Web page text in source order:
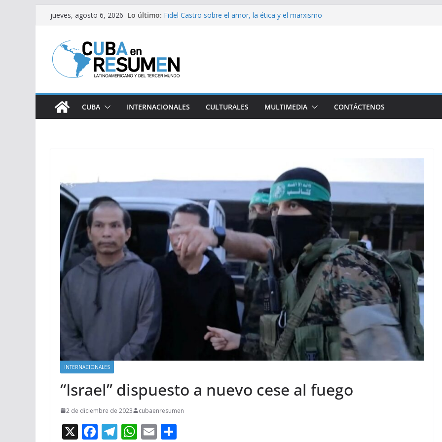
Saltar
contenido
jueves, agosto 6, 2026 Lo último: Fidel Castro sobre el amor, la ética y el marxismo
Caídas del SEN son consecuencia del bloqueo, denuncia Cuba
Sindicatos en Dakota del Norte rechazan hostilidad de EEUU
CUBA INTERNACIONALES CULTURALES MULTIMEDIA CONTÁCTENOS
INTERNACIONALES
“Israel” dispuesto a nuevo cese al fuego
2 de diciembre de 2023 cubaenresumen
X F T W E